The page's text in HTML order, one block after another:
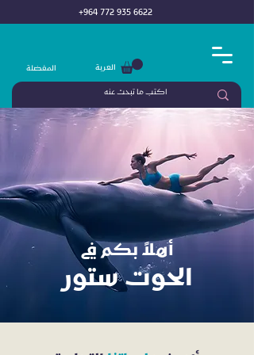
+964 772 935 6622
المفضلة العربة
أهلاً بكم في
الحوت ستور